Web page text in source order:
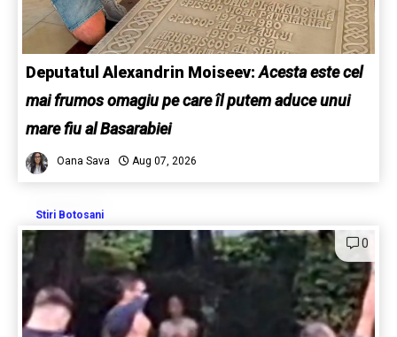
Deputatul Alexandrin Moiseev:Acesta este cel
mai frumos omagiu pe care îl putem aduce unui
mare fiu al Basarabiei
Oana Sava Aug 07, 2026
Stiri Botosani
0